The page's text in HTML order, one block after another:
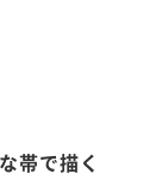
帯で描く